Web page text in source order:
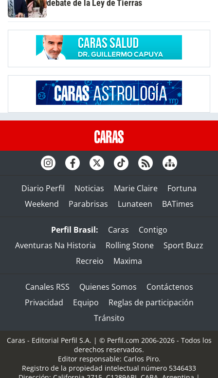
debate de la Ley de Tierras
Diario Perfil Noticias Marie Claire
Fortuna
Weekend
Parabrisas Lunateen BATimes
Perfil Brasil: Caras
Contigo
Aventuras Na Historia
Rolling Stone
Sport Buzz
Recreio
Maxima
Canales RSS Quienes Somos
Contáctenos
Privacidad
Equipo
Reglas de participación
Tránsito
Caras - Editorial Perfil S.A. | © Perfil.com 2006-2026 - Todos los
derechos reservados.
Editor responsable: Carlos Piro.
Registro de la propiedad intelectual número 5346433